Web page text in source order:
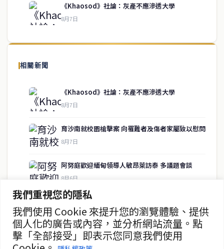
我們重視您的隱私
我們使用 Cookie 來提升您的瀏覽體驗、提供
個人化的廣告或內容，並分析網站流量。點
擊「全部接受」即表示您同意我們使用
《Khaosod》社論：灰產不應滲透大學
8月7日
相關新聞
《Khaosod》社論：灰產不應滲透大學
8月7日
育沙南就校園槍擊案 向罹難者及傷者家屬致以慰問
8月7日
阿努庭歡迎緬甸領導人敏昂萊訪泰 多議題會談
8月6日
中國未向柬提供武器 高度重視中泰關係
8月6日
總理府闢謠 呼籲各部長安心履職
關於我們
泰國中文新聞（TCN）是一家總部設於曼谷的中文新聞媒體，致力於
供即時、客觀、多元的中文新聞內容。
房地產
聯絡資訊
歡迎來信洽詢合作事宜
或提供新聞線索